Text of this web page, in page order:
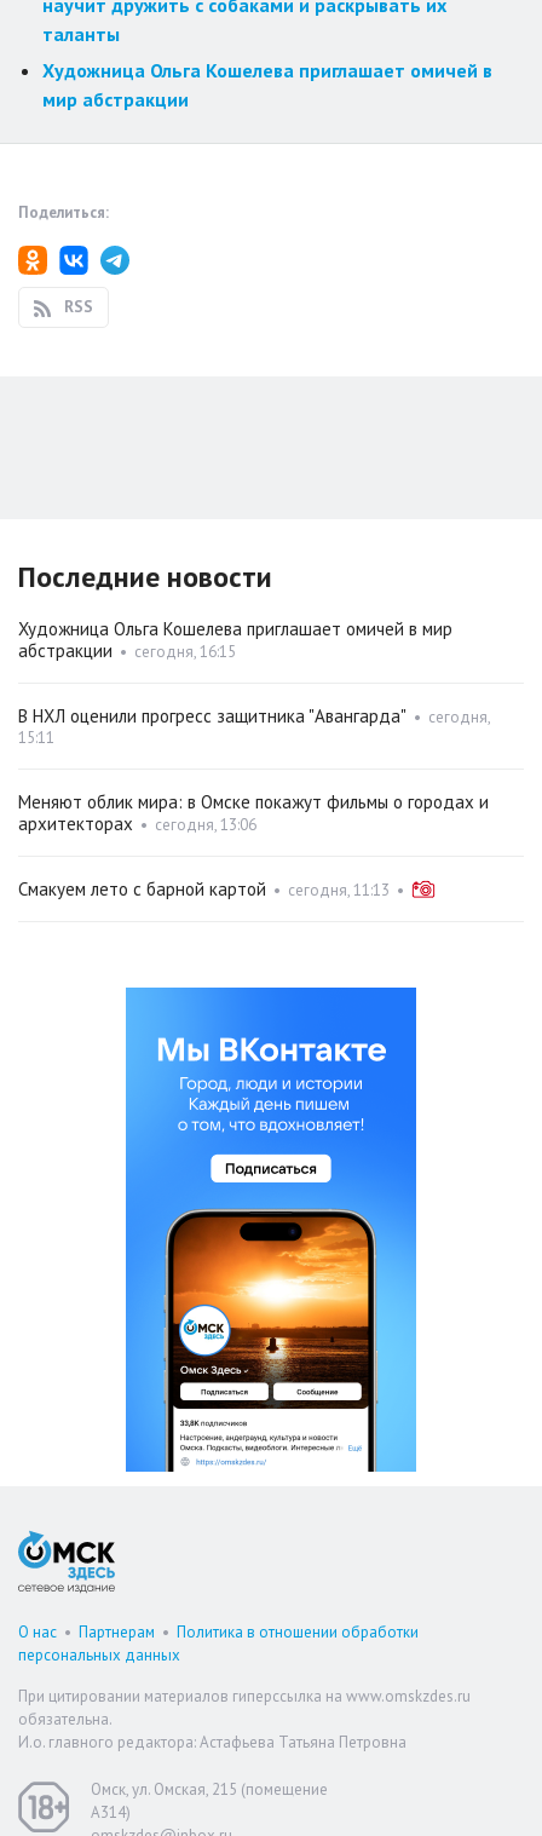
научит дружить с собаками и раскрывать их
таланты
Художница Ольга Кошелева приглашает омичей в
мир абстракции
Поделиться:
RSS
Последние новости
Художница Ольга Кошелева приглашает омичей в мир
абстракции • сегодня, 16:15
В НХЛ оценили прогресс защитника "Авангарда" • сегодня,
15:11
Меняют облик мира: в Омске покажут фильмы о городах и
архитекторах • сегодня, 13:06
Смакуем лето с барной картой • сегодня, 11:13 •
О нас • Партнерам • Политика в отношении обработки
персональных данных
При цитировании материалов гиперссылка на www.omskzdes.ru
обязательна.
И.о. главного редактора: Астафьева Татьяна Петровна
Омск, ул. Омская, 215 (помещение
А314)